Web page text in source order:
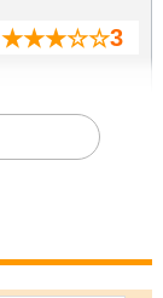
★★★☆☆3